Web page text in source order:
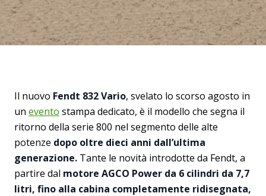
Il nuovo Fendt 832 Vario, svelato lo scorso agosto in
un evento stampa dedicato, è il modello che segna il
ritorno della serie 800 nel segmento delle alte
potenze dopo oltre dieci anni dall’ultima
generazione. Tante le novità introdotte da Fendt, a
partire dal motore AGCO Power da 6 cilindri da 7,7
litri, fino alla cabina completamente ridisegnata,